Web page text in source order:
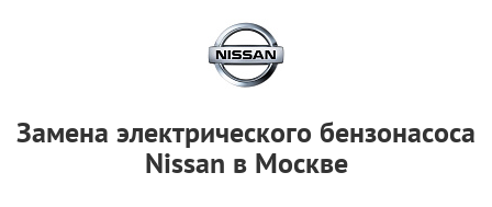
Замена электрического бензонасоса
Nissan в Москве